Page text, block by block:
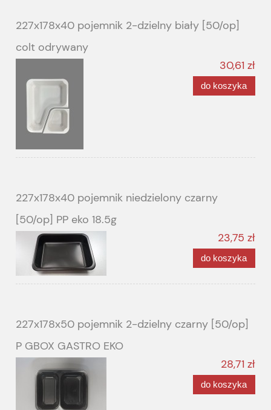
227x178x40 pojemnik 2-dzielny biały [50/op]
colt odrywany
30,61 zł
do koszyka
227x178x40 pojemnik niedzielony czarny
[50/op] PP eko 18.5g
23,75 zł
do koszyka
227x178x50 pojemnik 2-dzielny czarny [50/op]
P GBOX GASTRO EKO
28,71 zł
do koszyka